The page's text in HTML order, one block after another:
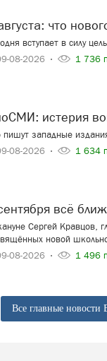
августа: что
вступает в силу
08-2026
1 736
истерия
пишут западные
08-2026
1 634
сентября всё
Сергей Кравцов,
новой
08-2026
1 496
Все главные новости